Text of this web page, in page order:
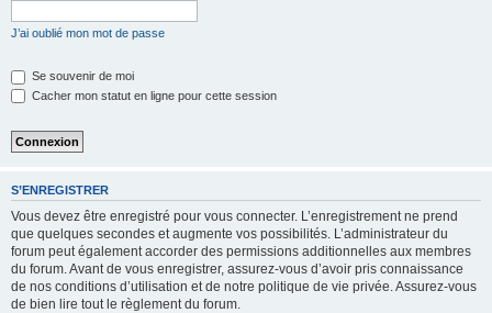
J’ai oublié mon mot de passe
Se souvenir de moi
Cacher mon statut en ligne pour cette session
S’ENREGISTRER
Vous devez être enregistré pour vous connecter. L’enregistrement ne prend
que quelques secondes et augmente vos possibilités. L’administrateur du
forum peut également accorder des permissions additionnelles aux membres
du forum. Avant de vous enregistrer, assurez-vous d’avoir pris connaissance
de nos conditions d’utilisation et de notre politique de vie privée. Assurez-vous
de bien lire tout le règlement du forum.